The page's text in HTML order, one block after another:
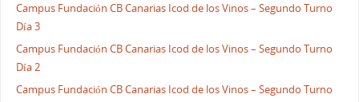
Campus Fundación CB Canarias Icod de los Vinos – Segundo Turno
Día 3
Campus Fundación CB Canarias Icod de los Vinos – Segundo Turno
Día 2
Campus Fundación CB Canarias Icod de los Vinos – Segundo Turno